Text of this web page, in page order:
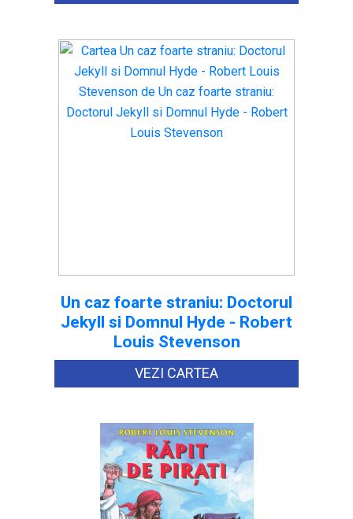
Un caz foarte straniu: Doctorul
Jekyll si Domnul Hyde - Robert
Louis Stevenson
VEZI CARTEA